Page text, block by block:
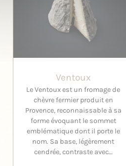
Ventoux
Le Ventoux est un fromage de
chèvre fermier produit en
Provence, reconnaissable à sa
forme évoquant le sommet
emblématique dont il porte le
nom. Sa base, légèrement
cendrée, contraste avec…